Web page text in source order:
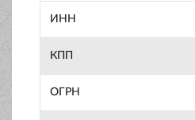
ИНН
КПП
ОГРН